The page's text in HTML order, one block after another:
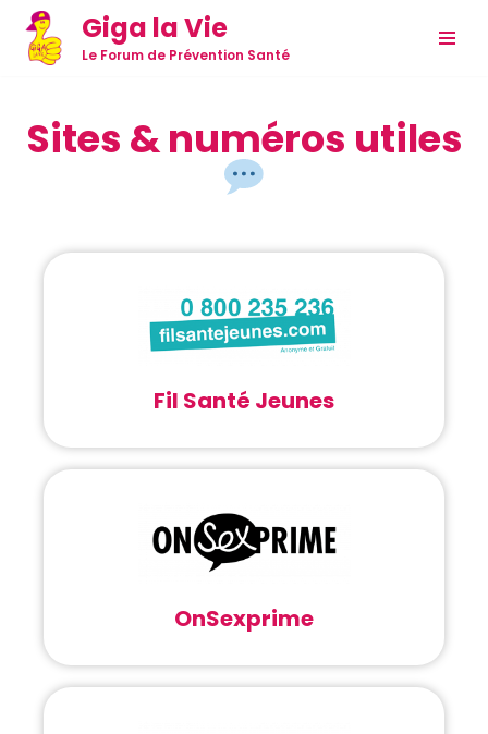
Aller
Giga la Vie
Le Forum de Prévention Santé
Sites & numéros utiles
Fil Santé Jeunes
OnSexprime